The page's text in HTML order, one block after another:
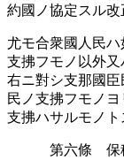
約國ノ協定スル
尤モ合衆國人民
支拂フモノ以外
右ニ對シ支那國
民ノ支拂フモノ
支拂ハサルモノト
第六條 保